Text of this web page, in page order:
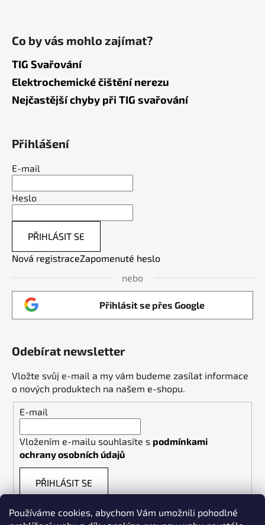
Používáme cookies, abychom Vám umožnili pohodlné
Co by vás mohlo zajímat?
TIG Svařování
Elektrochemické čištění nerezu
Nejčastější chyby při TIG svařování
Přihlášení
E-mail
Heslo
PŘIHLÁSIT SE
Nová registraceZapomenuté heslo
nebo
Přihlásit se přes Google
Odebírat newsletter
Vložte svůj e-mail a my vám budeme zasílat informace
o nových produktech na našem e-shopu.
E-mail
Vložením e-mailu souhlasíte s podmínkami
ochrany osobních údajů
PŘIHLÁSIT SE